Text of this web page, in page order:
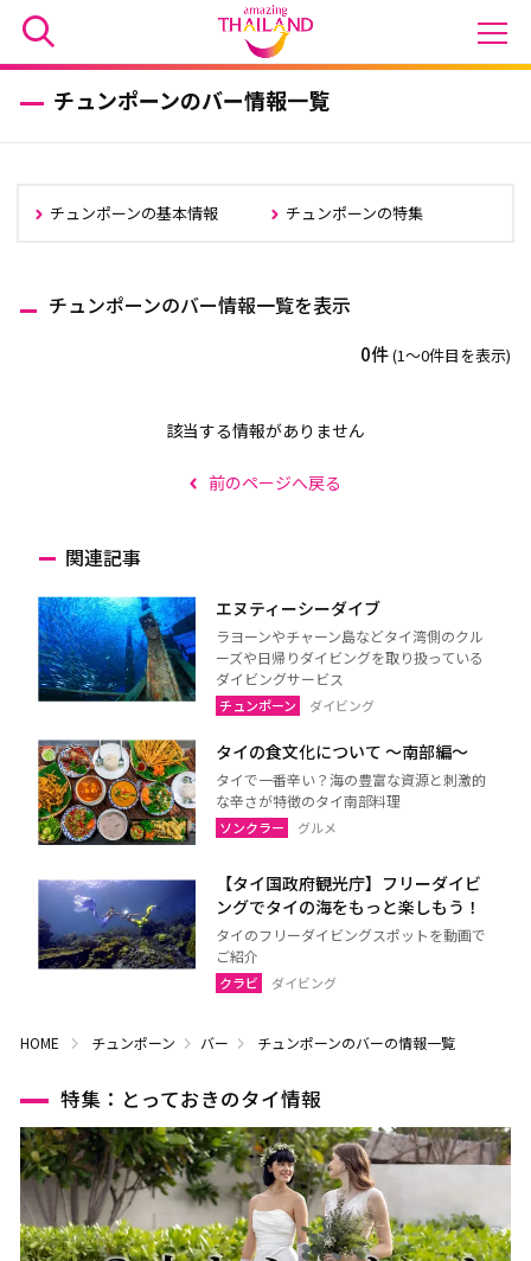
チュンポーンのバー情報一覧
チュンポーンの基本情報 チュンポーンの特集
チュンポーンのバー情報一覧を表示
0件(1〜0件目を表示)
該当する情報がありません
前のページへ戻る
関連記事
エヌティーシーダイブ
ラヨーンやチャーン島などタイ湾側のクル
ーズや日帰りダイビングを取り扱っている
ダイビングサービス
チュンポーン ダイビング
タイの食文化について 〜南部編〜
タイで一番辛い？海の豊富な資源と刺激的
な辛さが特徴のタイ南部料理
ソンクラー グルメ
【タイ国政府観光庁】フリーダイビ
ングでタイの海をもっと楽しもう！
タイのフリーダイビングスポットを動画で
ご紹介
クラビ ダイビング
HOME チュンポーン バー チュンポーンのバーの情報一覧
特集：とっておきのタイ情報